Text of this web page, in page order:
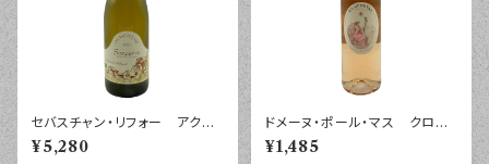
セバスチャン・リフォー アクメ
ニネ サンセール ２０２０年
７５０ｍｌ
¥5,280
ドメーヌ・ポール・マス クロー
ド・ヴァル ロゼ ペイドック
２０２５年 ７５０ｍｌ
¥1,485